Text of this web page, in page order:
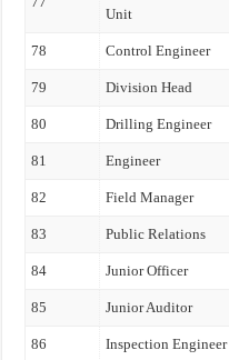
Unit
78 Control Engineer
79 Division Head
80 Drilling Engineer
81 Engineer
82 Field Manager
83 Public Relations
84 Junior Officer
85 Junior Auditor
86 Inspection Engineer